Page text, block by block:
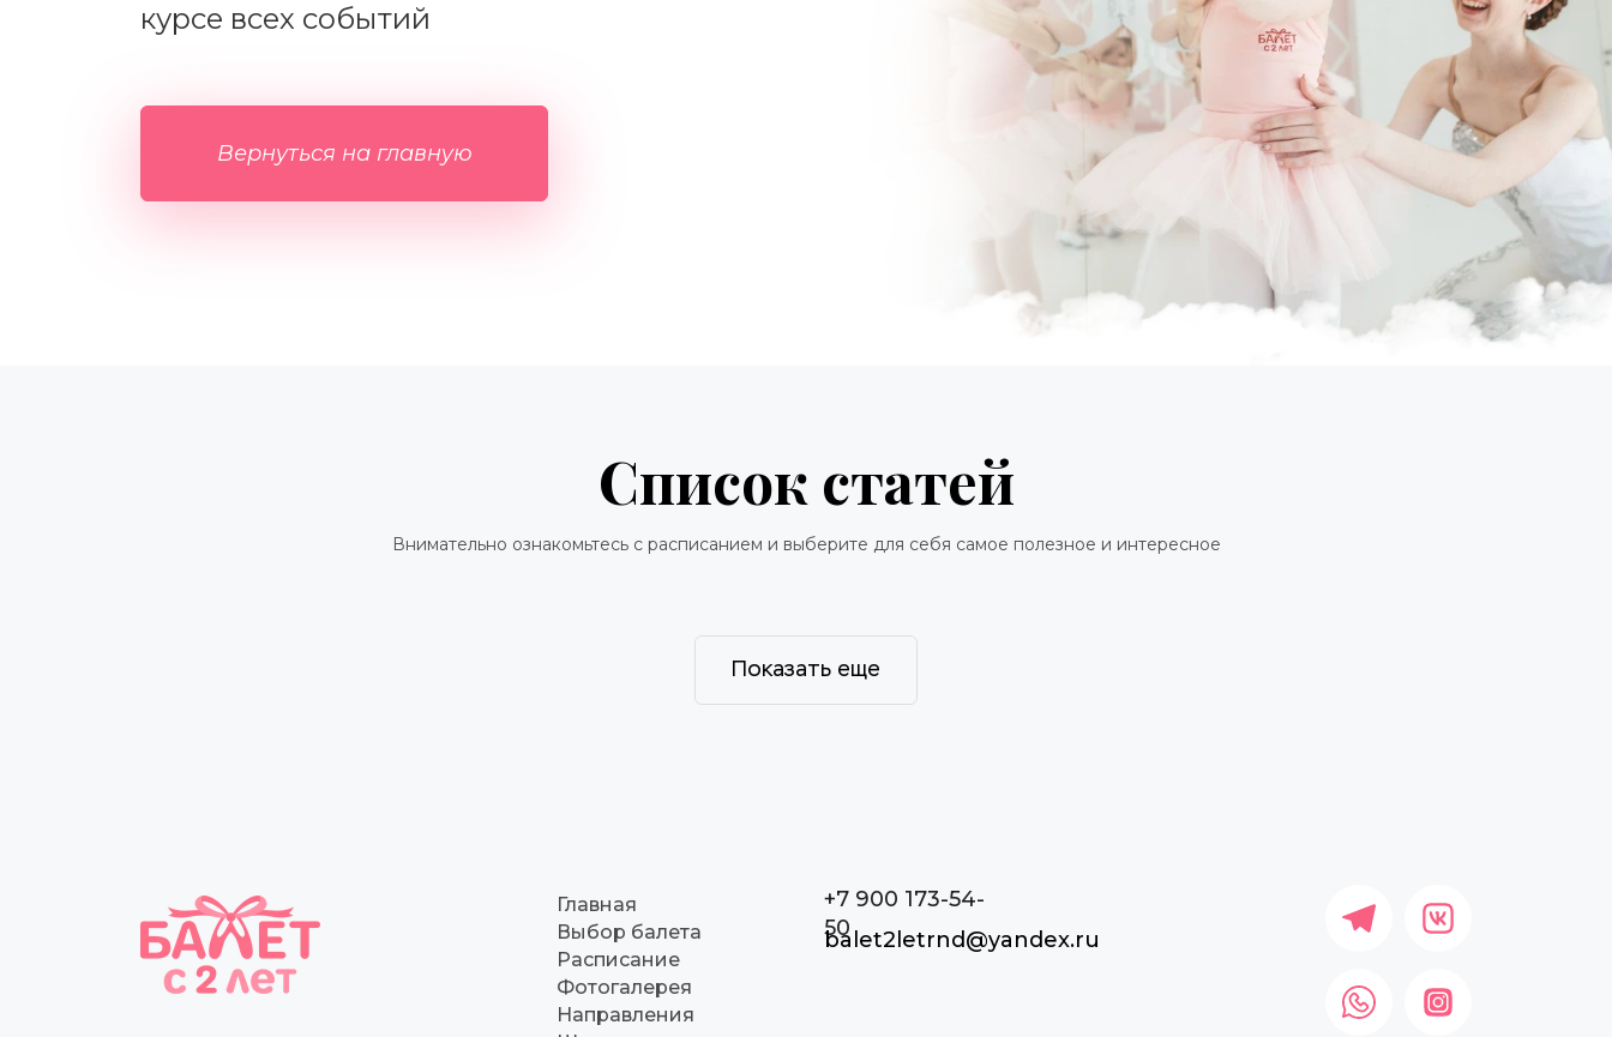
Вернуться на главную
курсе всех событий
Список статей
Внимательно ознакомьтесь с расписанием и выберите для себя самое полезное и интересное
Показать еще
+7 900 173-54-
50
Главная
Выбор балета
Расписание
Фотогалерея
Направления
balet2letrnd@yandex.ru